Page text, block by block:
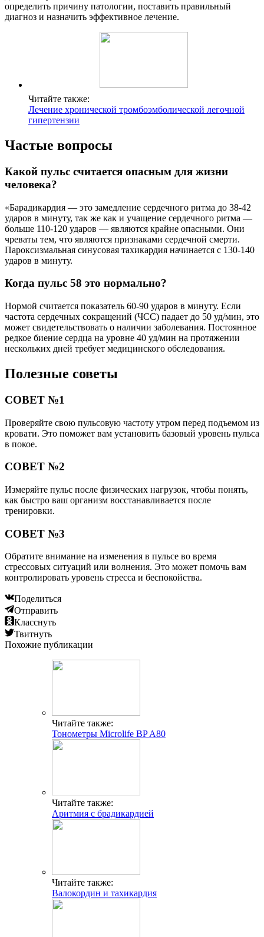
определить причину патологии, поставить правильный
диагноз и назначить эффективное лечение.
Читайте также:
Лечение хронической тромбоэмболической легочной
гипертензии
Частые вопросы
Какой пульс считается опасным для жизни
человека?
«Барадикардия — это замедление сердечного ритма до 38-42
ударов в минуту, так же как и учащение сердечного ритма —
больше 110-120 ударов — являются крайне опасными. Они
чреваты тем, что являются признаками сердечной смерти.
Пароксизмальная синусовая тахикардия начинается с 130-140
ударов в минуту.
Когда пульс 58 это нормально?
Нормой считается показатель 60-90 ударов в минуту. Если
частота сердечных сокращений (ЧСС) падает до 50 уд/мин, это
может свидетельствовать о наличии заболевания. Постоянное
редкое биение сердца на уровне 40 уд/мин на протяжении
нескольких дней требует медицинского обследования.
Полезные советы
СОВЕТ №1
Проверяйте свою пульсовую частоту утром перед подъемом из
кровати. Это поможет вам установить базовый уровень пульса
в покое.
СОВЕТ №2
Измеряйте пульс после физических нагрузок, чтобы понять,
как быстро ваш организм восстанавливается после
тренировки.
СОВЕТ №3
Обратите внимание на изменения в пульсе во время
стрессовых ситуаций или волнения. Это может помочь вам
контролировать уровень стресса и беспокойства.
Поделиться
Отправить
Класснуть
Твитнуть
Похожие публикации
Читайте также:
Тонометры Microlife BP A80
Читайте также:
Аритмия с брадикардией
Читайте также:
Валокордин и тахикардия